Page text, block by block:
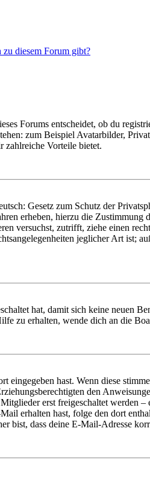
diesem Forum gibt?
Forums entscheidet, ob du
zum Beispiel Avatarbilder,
zahlreiche Vorteile bietet.
Gesetz zum Schutz der
erheben, hierzu die
versuchst, zutrifft, ziehe einen
jeglicher Art ist;
hat, damit sich keine neuen
zu erhalten, wende dich an die
eingegeben hast. Wenn diese
den
erst freigeschaltet werden
erhalten hast, folge den dort
bist, dass deine E-Mail-Adresse